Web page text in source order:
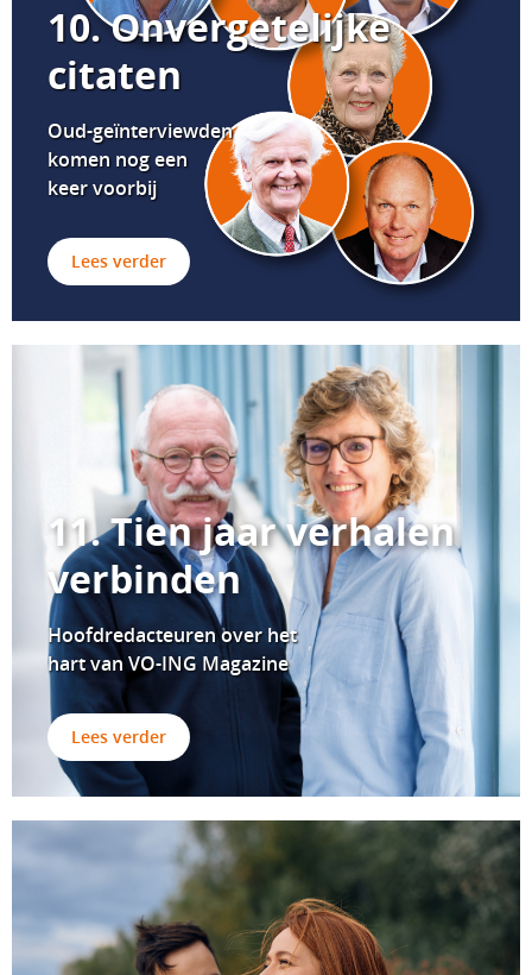
10. Onvergetelijke
citaten
Oud-geïnterviewden
komen nog een
keer voorbij
Lees verder
11. Tien jaar verhalen
verbinden
Hoofdredacteuren overhet
hart van VO-ING Magazine
Lees verder